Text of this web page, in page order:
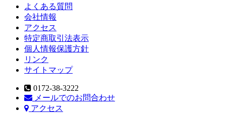
よくある質問
会社情報
アクセス
特定商取引法表示
個人情報保護方針
リンク
サイトマップ
0172-38-3222
メールでのお問合わせ
アクセス